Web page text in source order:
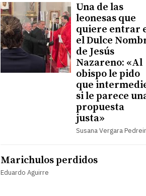
Una de las
leonesas que
quiere entrar
el Dulce
de Jesús
Nazareno: «Al
obispo le pido
que
si le parece
propuesta
justa»
Susana Vergara
Marichulos perdidos
Eduardo Aguirre